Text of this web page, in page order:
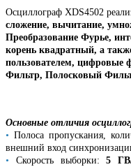
Осциллограф XDS4502
сложение, вычитание,
Преобразование Фурье,
корень квадратный, а
пользователем,
Фильтр, Полосковый
Основные отличия
• Полоса пропускания,
внешний вход
• Скорость выборки:5